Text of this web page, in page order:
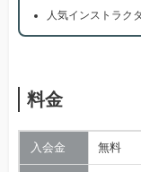
人気インストラク
料金
入会金 無料